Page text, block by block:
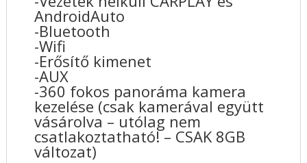
AndroidAuto
-Bluetooth
-Wifi
-Erősítő kimenet
-AUX
-360 fokos panoráma kamera
kezelése (csak kamerával együtt
vásárolva – utólag nem
csatlakoztatható! – CSAK 8GB
változat)